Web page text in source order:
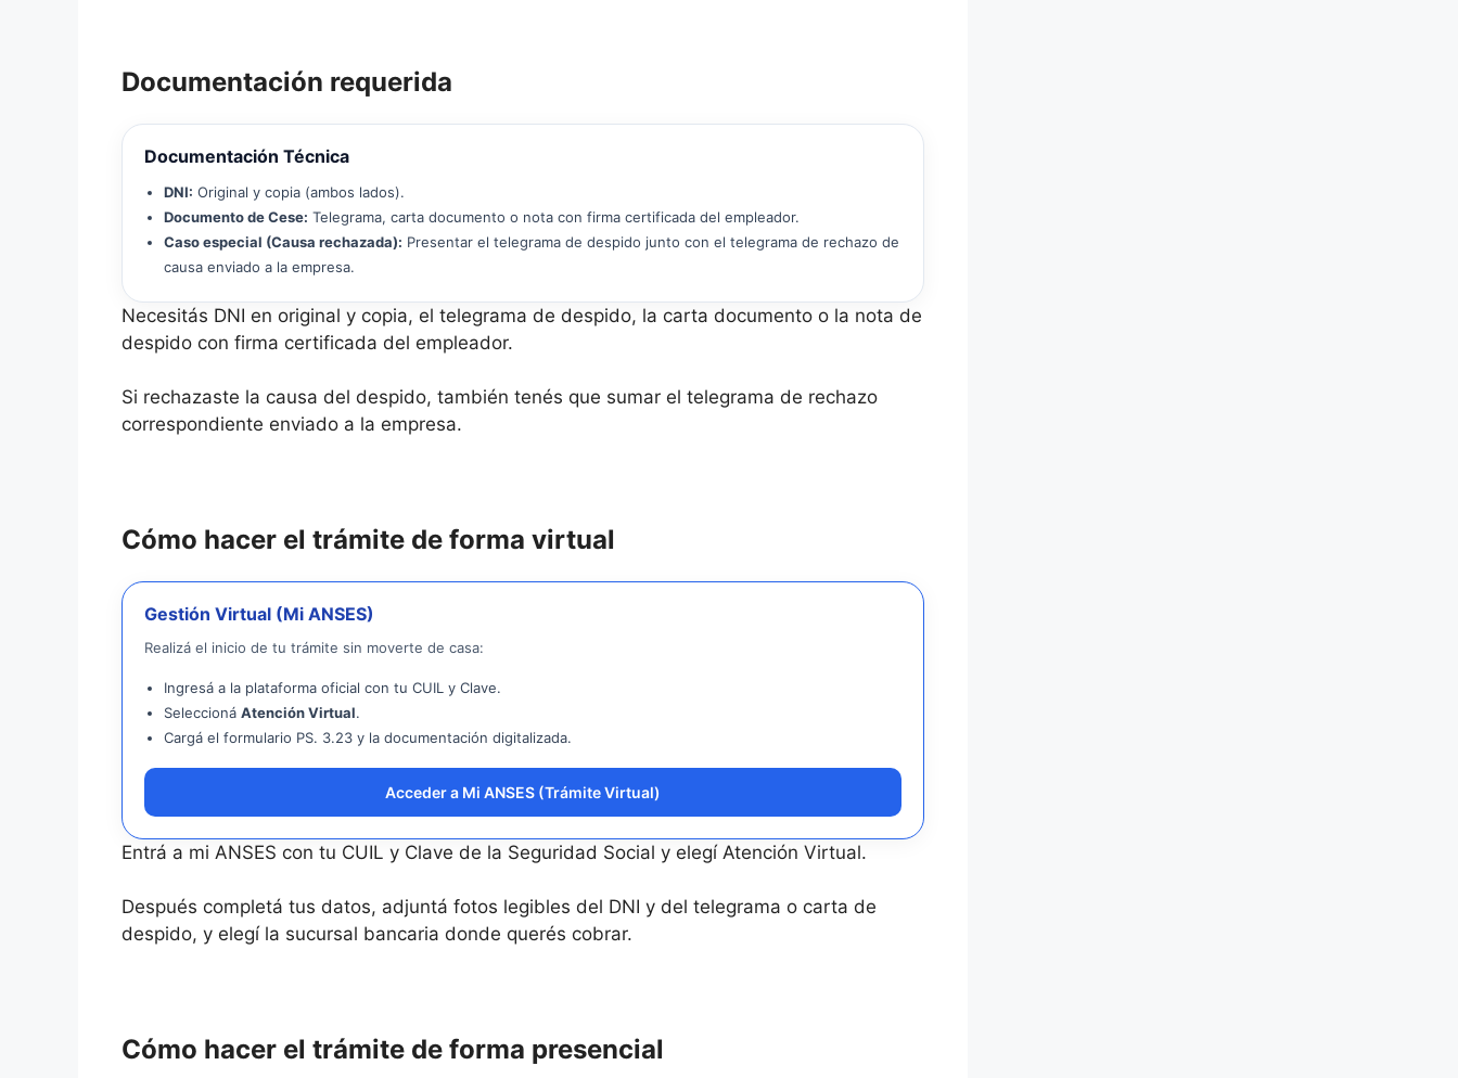
Documentación requerida
Documentación Técnica
DNI: Original y copia (ambos lados).
Documento de Cese: Telegrama, carta documento o nota con firma certificada del empleador.
Caso especial (Causa rechazada): Presentar el telegrama de despido junto con el telegrama de rechazo de
causa enviado a la empresa.
Necesitás DNI en original y copia, el telegrama de despido, la carta documento o la nota de
despido con firma certificada del empleador.
Si rechazaste la causa del despido, también tenés que sumar el telegrama de rechazo
correspondiente enviado a la empresa.
Cómo hacer el trámite de forma virtual
Gestión Virtual (Mi ANSES)
Realizá el inicio de tu trámite sin moverte de casa:
Ingresá a la plataforma oficial con tu CUIL y Clave.
Seleccioná Atención Virtual.
Cargá el formulario PS. 3.23 y la documentación digitalizada.
Acceder a Mi ANSES (Trámite Virtual)
Entrá a mi ANSES con tu CUIL y Clave de la Seguridad Social y elegí Atención Virtual.
Después completá tus datos, adjuntá fotos legibles del DNI y del telegrama o carta de
despido, y elegí la sucursal bancaria donde querés cobrar.
Cómo hacer el trámite de forma presencial